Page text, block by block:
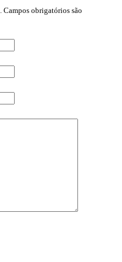
Campos obrigatórios são